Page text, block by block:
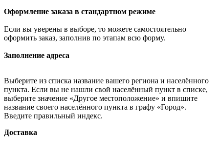
Оформление заказа в стандартном режиме
Если вы уверены в выборе, то можете самостоятельно
оформить заказ, заполнив по этапам всю форму.
Заполнение адреса
Выберите из списка название вашего региона и населённого
пункта. Если вы не нашли свой населённый пункт в списке,
выберите значение «Другое местоположение» и впишите
название своего населённого пункта в графу «Город».
Введите правильный индекс.
Доставка